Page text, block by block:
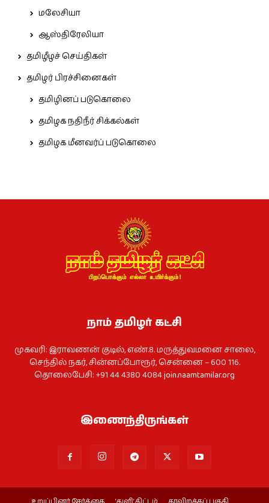
மலேசியா
ஆஸ்திரேலியா
தமிழீழச் செய்திகள்
தமிழர் பிரச்சினைகள்
தமிழினப் படுகொலை
தமிழக நதிநீர் சிக்கல்கள்
தமிழக மீனவர்ப் படுகொலை
நாம் தமிழர் கட்சி
முகவரி: இராவணன் குடில், எண்.8. மருத்துவமனை சாலை,
செந்தில் நகர், சின்னப்போரூர், சென்னை – 600 116.
தொலைபேசி: +91 44 4380 4084join.naamtamilar.org
இணைந்திருங்கள்